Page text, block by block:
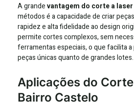
A grandevantagem do corte a laser
métodos é a capacidade de criar
rapidez e alta fidelidade ao design
permite cortes complexos, sem
ferramentas especiais, o que facilita
peças únicas quanto de grandes lotes.
Aplicações do
Bairro Castelo